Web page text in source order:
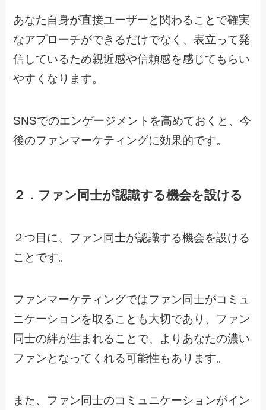
あなた自身が直接ユーザーと関わることで確実
なアプローチができるだけでなく、表立って発
信しているため親近感や信頼感を感じてもらい
やすくなります。
SNSでのエンゲージメントを高めておくと、今
後のファンマーケティングに効果的です。
２．ファン同士が認識する機会を設ける
２つ目に、ファン同士が認識する機会を設ける
ことです。
ファンマーケティングではファン同士がコミュ
ニケーションを取ることも大切であり、ファン
同士の絆が生まれることで、よりあなたの濃い
ファンとなってくれる可能性もあります。
また、ファン同士のコミュニケーションがイン